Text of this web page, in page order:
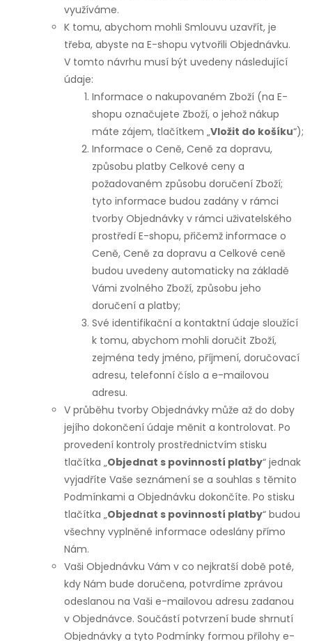
využíváme.
K tomu, abychom mohli Smlouvu uzavřít, je
třeba, abyste na E-shopu vytvořili Objednávku.
V tomto návrhu musí být uvedeny následující
údaje:
Informace o nakupovaném Zboží (na E-
shopu označujete Zboží, o jehož nákup
máte zájem, tlačítkem „Vložit do košíku“);
Informace o Ceně, Ceně za dopravu,
způsobu platby Celkové ceny a
požadovaném způsobu doručení Zboží;
tyto informace budou zadány v rámci
tvorby Objednávky v rámci uživatelského
prostředí E-shopu, přičemž informace o
Ceně, Ceně za dopravu a Celkové ceně
budou uvedeny automaticky na základě
Vámi zvolného Zboží, způsobu jeho
doručení a platby;
Své identifikační a kontaktní údaje sloužící
k tomu, abychom mohli doručit Zboží,
zejména tedy jméno, příjmení, doručovací
adresu, telefonní číslo a e-mailovou
adresu.
V průběhu tvorby Objednávky může až do doby
jejího dokončení údaje měnit a kontrolovat. Po
provedení kontroly prostřednictvím stisku
tlačítka „Objednat s povinností platby“ jednak
vyjadříte Vaše seznámení se a souhlas s těmito
Podmínkami a Objednávku dokončíte. Po stisku
tlačítka „Objednat s povinností platby“ budou
všechny vyplněné informace odeslány přímo
Nám.
Vaši Objednávku Vám v co nejkratší době poté,
kdy Nám bude doručena, potvrdíme zprávou
odeslanou na Vaši e-mailovou adresu zadanou
v Objednávce. Součástí potvrzení bude shrnutí
Objednávky a tyto Podmínky formou přílohy e-